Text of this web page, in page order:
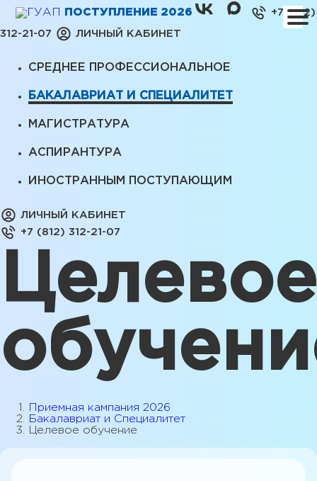
ПОСТУПЛЕНИЕ 2026 +7 (812)
312-21-07 ЛИЧНЫЙ КАБИНЕТ
СРЕДНЕЕ ПРОФЕССИОНАЛЬНОЕ
БАКАЛАВРИАТ И СПЕЦИАЛИТЕТ
МАГИСТРАТУРА
АСПИРАНТУРА
ИНОСТРАННЫМ ПОСТУПАЮЩИМ
ЛИЧНЫЙ КАБИНЕТ
+7 (812) 312-21-07
Целевое
Приемная кампания 2026
Бакалавриат и Специалитет
Целевое обучение